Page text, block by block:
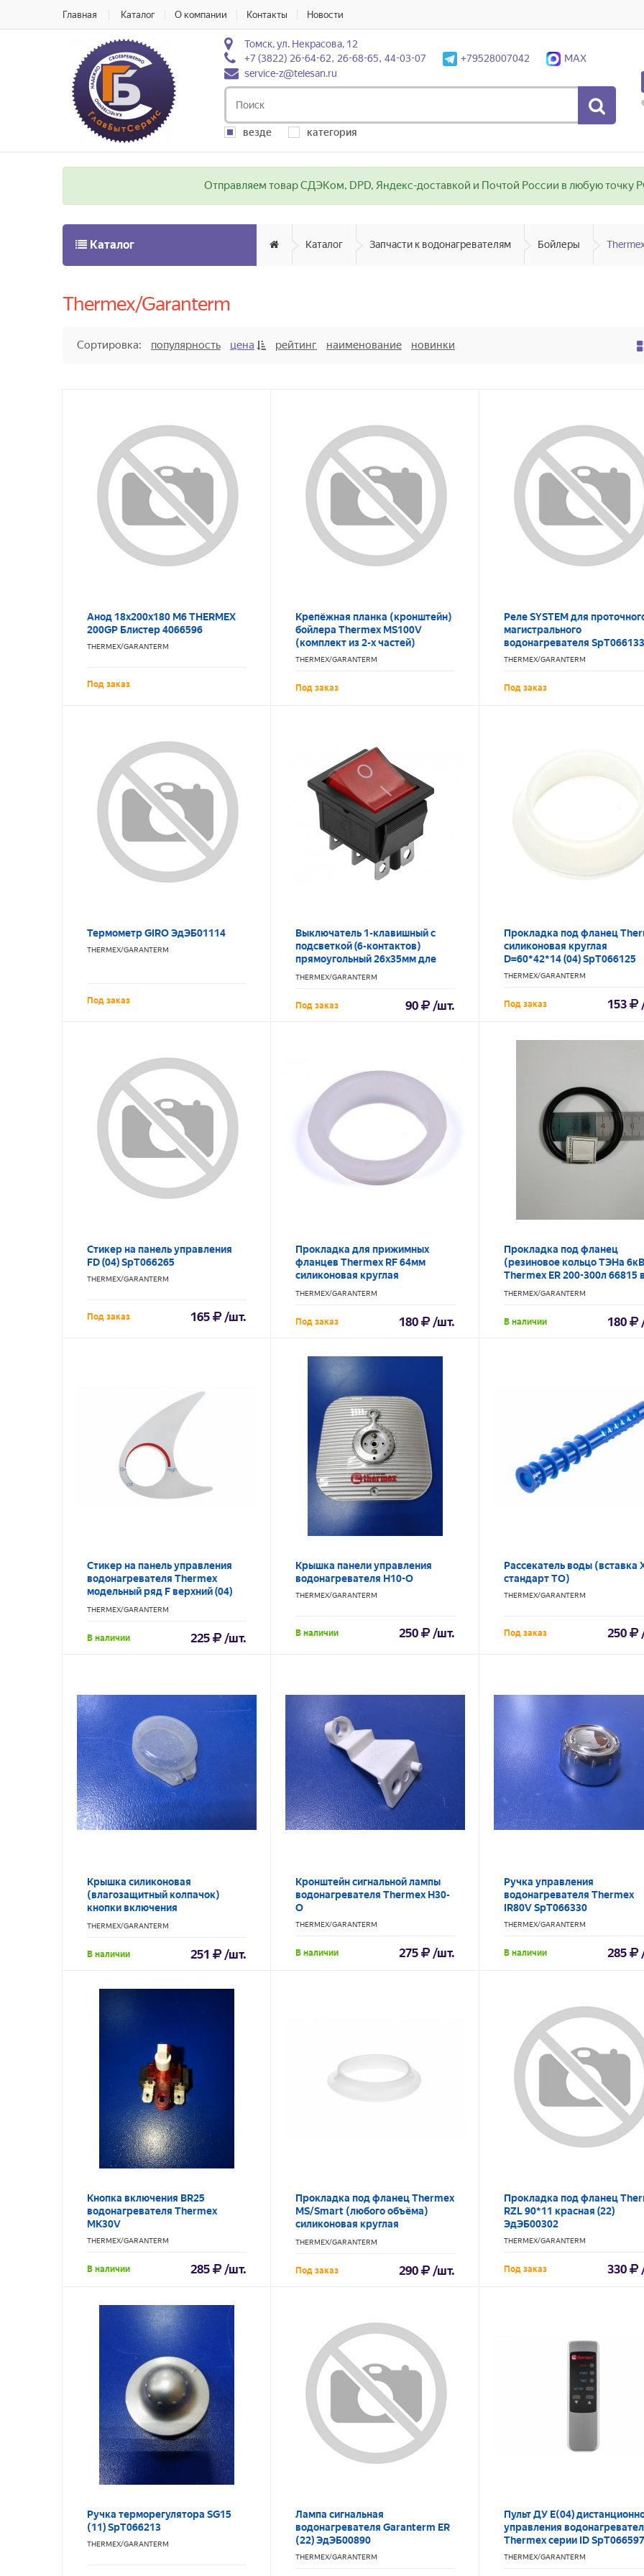
Главная Каталог О компании Контакты Новости
Томск, ул. Некрасова, 12
+7 (3822) 26-64-62, 26-68-65, 44-03-07
+79528007042
MAX
service-z@telesan.ru
везде категория
Отправляем товар СДЭКом, DPD, Яндекс-доставкой и Почтой России в любую точку
Каталог Каталог Запчасти к водонагревателям Бойлеры
Thermex/Garanterm
Сортировка: популярность цена рейтинг наименование новинки
Анод 18х200х180 М6 THERMEX
200GP Блистер 4066596
THERMEX/GARANTERM
Под заказ
Крепёжная планка (кронштейн)
бойлера Thermex MS100V
(комплект из 2-х частей)
THERMEX/GARANTERM
Под заказ
Реле SYSTEM для
магистрального
водонагревателя SpT066133
THERMEX/GARANTERM
Под заказ
Термометр GIRO ЭдЭБ01114
THERMEX/GARANTERM
Под заказ
Выключатель 1-клавишный с
подсветкой (6-контактов)
прямоугольный 26х35мм дле
серии Sprint EQ
THERMEX/GARANTERM
Под заказ 90 /шт.
Прокладка под фланец
силиконовая круглая
D=60*42*14 (04) SpT066125
THERMEX/GARANTERM
Под заказ 153
Стикер на панель управления
FD (04) SpT066265
THERMEX/GARANTERM
Под заказ 165 /шт.
Прокладка для прижимных
фланцев Thermex RF 64мм
силиконовая круглая
D=62*45*18 (06) SpT066155
THERMEX/GARANTERM
Под заказ 180 /шт.
Прокладка под фланец
(резиновое кольцо ТЭНа
Thermex ER 200-300л 66815
SpT068998
THERMEX/GARANTERM
В наличии 180
Стикер на панель управления
водонагревателя Thermex
модельный ряд F верхний (04)
SpT066263
THERMEX/GARANTERM
В наличии 225 /шт.
Крышка панели управления
водонагревателя H10-O
THERMEX/GARANTERM
В наличии 250 /шт.
Рассекатель воды (вставка
стандарт ТО)
THERMEX/GARANTERM
Под заказ 250
Крышка силиконовая
(влагозащитный колпачок)
кнопки включения
водонагревателя Thermex H30-
THERMEX/GARANTERM
В наличии 251 /шт.
Кронштейн сигнальной лампы
водонагревателя Thermex H30-
O
THERMEX/GARANTERM
В наличии 275 /шт.
Ручка управления
водонагревателя Thermex
IR80V SpT066330
THERMEX/GARANTERM
В наличии 285
Кнопка включения BR25
водонагревателя Thermex
MK30V
THERMEX/GARANTERM
В наличии 285 /шт.
Прокладка под фланец Thermex
MS/Smart (любого объёма)
силиконовая круглая
D=64*45*13 ЭдЭБ02599
THERMEX/GARANTERM
Под заказ 290 /шт.
Прокладка под фланец
RZL 90*11 красная (22)
ЭдЭБ00302
THERMEX/GARANTERM
Под заказ 330
Ручка терморегулятора SG15
(11) SpT066213
THERMEX/GARANTERM
Лампа сигнальная
водонагревателя Garanterm ER
(22) ЭдЭБ00890
THERMEX/GARANTERM
Пульт ДУ E(04)
управления
Thermex серии ID SpT066597
THERMEX/GARANTERM